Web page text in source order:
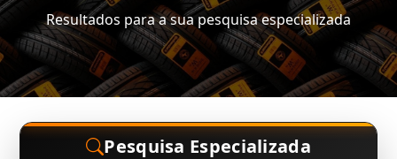
Resultados para a sua pesquisa especializada
Pesquisa Especializada